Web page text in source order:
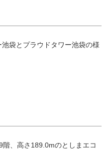
袋とプラウドタワー池袋の様
、高さ189.0mのとしまエコ